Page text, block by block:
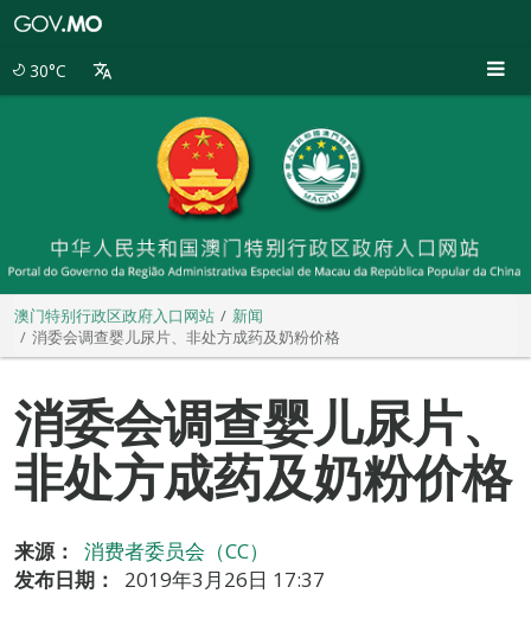
30°C
澳门特别行政区政府入口网站
新闻
消委会调查婴儿尿片、非处方成药及奶粉价格
消委会调查婴儿尿片、
非处方成药及奶粉价格
来源：
消费者委员会（CC）
发布日期：
2019年3月26日 17:37